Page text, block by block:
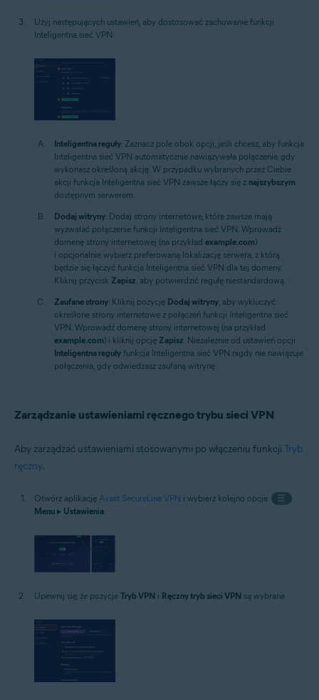
Użyj następujących ustawień, aby dostosować zachowanie funkcji
Inteligentna sieć VPN:
Inteligentna reguły: Zaznacz pole obok opcji, jeśli chcesz, aby funkcja
Inteligentna sieć VPN automatycznie nawiązywała połączenie, gdy
wykonasz określoną akcję. W przypadku wybranych przez Ciebie
akcji funkcja Inteligentna sieć VPN zawsze łączy się z najszybszym
dostępnym serwerem.
Dodaj witryny: Dodaj strony internetowe, które zawsze mają
wyzwalać połączenie funkcji Inteligentna sieć VPN. Wprowadź
domenę strony internetowej (na przykład example.com)
i opcjonalnie wybierz preferowaną lokalizację serwera, z którą
będzie się łączyć funkcja Inteligentna sieć VPN dla tej domeny.
Kliknij przycisk Zapisz , aby potwierdzić regułę niestandardową.
Zaufane strony: Kliknij pozycję Dodaj witryny , aby wykluczyć
określone strony internetowe z połączeń funkcji Inteligentna sieć
VPN. Wprowadź domenę strony internetowej (na przykład
example.com) i kliknij opcję Zapisz . Niezależnie od ustawień opcji
Inteligentna reguły funkcja Inteligentna sieć VPN nigdy nie nawiązuje
połączenia, gdy odwiedzasz zaufaną witrynę.
Zarządzanie ustawieniami ręcznego trybu sieci VPN
Aby zarządzać ustawieniami stosowanymi po włączeniu funkcji Tryb
ręczny.
Otwórz aplikację Avast SecureLine VPN i wybierz kolejno opcje
☰
Menu ▸ Ustawienia
Upewnij się, że pozycje Tryb VPN i Ręczny tryb sieci VPN są wybrane.